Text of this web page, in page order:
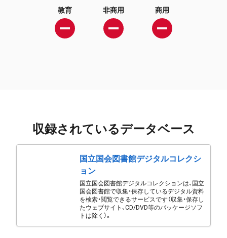
教育 非商用 商用
収録されているデータベース
国立国会図書館デジタルコレクシ
ョン
国立国会図書館デジタルコレクションは、国立
国会図書館で収集・保存しているデジタル資料
を検索・閲覧できるサービスです（収集・保存し
たウェブサイト、CD/DVD等のパッケージソフ
トは除く）。